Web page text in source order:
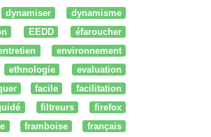
dynamiser
dynamisme
EEDD
éfaroucher
environnement
ethnologie
evaluation
facile
facilitation
filtreurs
firefox
framboise
français